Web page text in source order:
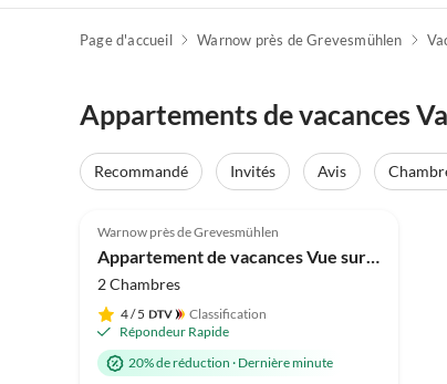
Page d'accueil Warnow près de Grevesmühlen
Appartements de vacances
Recommandé Invités Avis
Warnow près de Grevesmühlen
Appartement de vacances Vue sur la Prairie Pâquerette
2 Chambres
4/ 5
Classification
Répondeur Rapide
20% de réduction · Dernière minute